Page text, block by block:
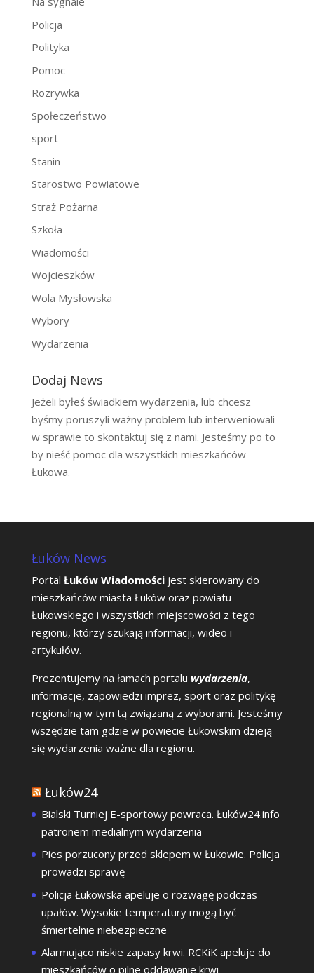
Policja
Polityka
Pomoc
Rozrywka
Społeczeństwo
sport
Stanin
Starostwo Powiatowe
Straż Pożarna
Szkoła
Wiadomości
Wojcieszków
Wola Mysłowska
Wybory
Wydarzenia
Dodaj News
Jeżeli byłeś świadkiem wydarzenia, lub chcesz
byśmy poruszyli ważny problem lub interweniowali
w sprawie to skontaktuj się z nami. Jesteśmy po to
by nieść pomoc dla wszystkich mieszkańców
Łukowa.
Łuków News
Portal Łuków Wiadomościjest skierowany do
mieszkańców miasta Łuków oraz powiatu
Łukowskiego i wszystkich miejscowości z tego
regionu, którzy szukają informacji, wideo i
artykułów.
Prezentujemy na łamach portalu wydarzenia,
informacje, zapowiedzi imprez, sport oraz politykę
regionalną w tym tą związaną z wyborami. Jesteśmy
wszędzie tam gdzie w powiecie Łukowskim dzieją
się wydarzenia ważne dla regionu.
Łuków24
Bialski Turniej E-sportowy powraca. Łuków24.info
patronem medialnym wydarzenia
Pies porzucony przed sklepem w Łukowie. Policja
prowadzi sprawę
Policja Łukowska apeluje o rozwagę podczas
upałów. Wysokie temperatury mogą być
śmiertelnie niebezpieczne
Alarmująco niskie zapasy krwi. RCKiK apeluje do
mieszkańców o pilne oddawanie krwi